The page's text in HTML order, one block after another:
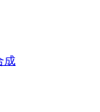
成